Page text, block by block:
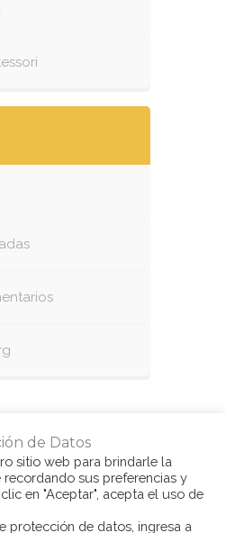
de Datos
sitio web para brindarle la
sus preferencias y
en "Aceptar", acepta el uso de
protección de datos, ingresa a